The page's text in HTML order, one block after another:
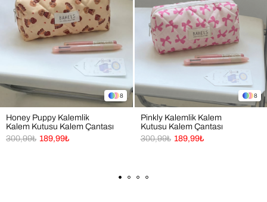
8
Honey Puppy Kalemlik
Kalem Kutusu Kalem Çantası
189,99₺
300,99₺
8
Pinkly Kalemlik Kalem
Kutusu Kalem Çantası
189,99₺
300,99₺